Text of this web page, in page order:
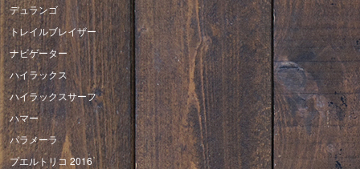
デュランゴ
トレイルブレイザー
ナビゲーター
ハイラックス
ハイラックスサーフ
ハマー
パラメーラ
プエルトリコ 2016